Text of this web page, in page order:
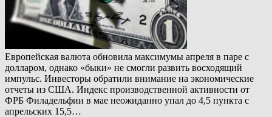
Европейская валюта обновила максимумы апреля в паре с
долларом, однако «быки» не смогли развить восходящий
импульс. Инвесторы обратили внимание на экономические
отчеты из США. Индекс производственной активности от
ФРБ Филадельфии в мае неожиданно упал до 4,5 пункта с
апрельских 15,5…